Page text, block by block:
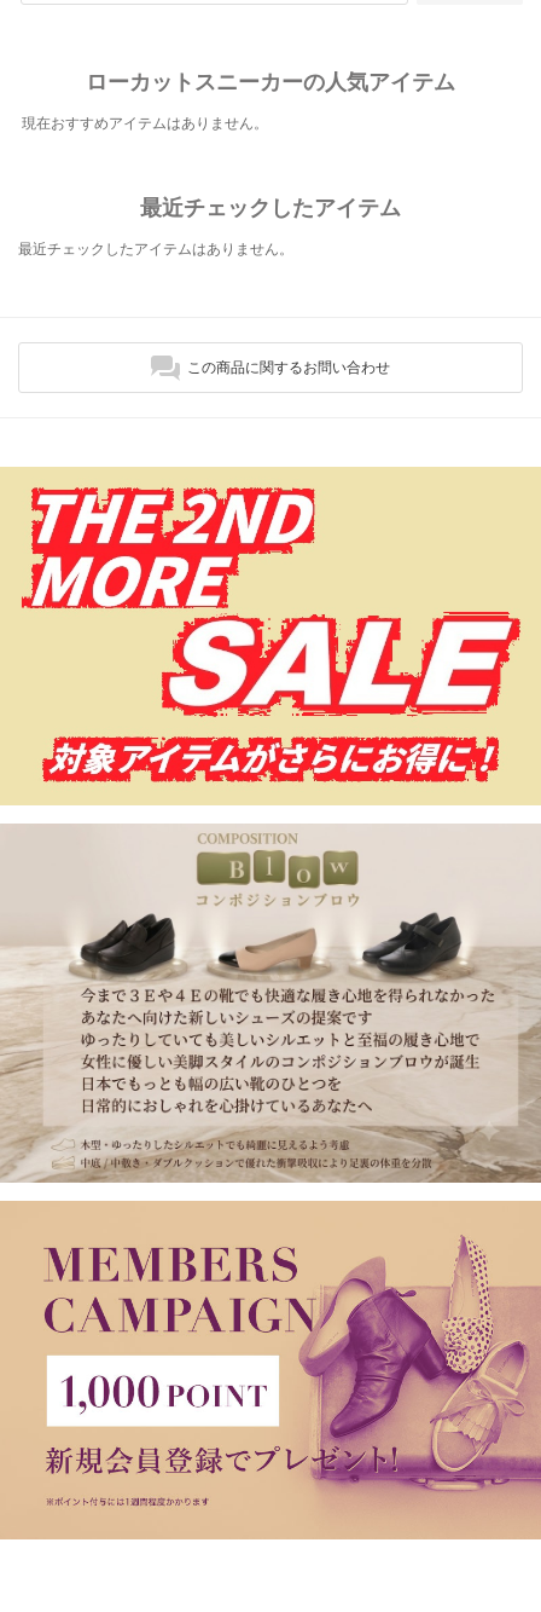
ローカットスニーカーの人気アイテム
現在おすすめアイテムはありません。
最近チェックしたアイテム
最近チェックしたアイテムはありません。
この商品に関するお問い合わせ